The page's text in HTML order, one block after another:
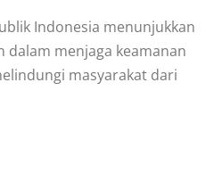
Indonesia menunjukkan
dalam menjaga keamanan
masyarakat dari